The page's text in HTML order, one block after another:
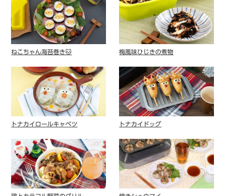
ねこちゃん海苔巻き🐱 梅風味ひじきの煮物
トナカイロールキャベツ トナカイドッグ